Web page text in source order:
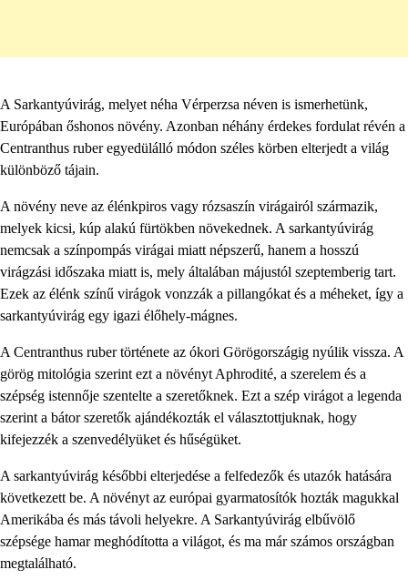
A Sarkantyúvirág, melyet néha Vérperzsa néven is ismerhetünk,
Európában őshonos növény. Azonban néhány érdekes fordulat révén a
Centranthus ruber egyedülálló módon széles körben elterjedt a világ
különböző tájain.
A növény neve az élénkpiros vagy rózsaszín virágairól származik,
melyek kicsi, kúp alakú fürtökben növekednek. A sarkantyúvirág
nemcsak a színpompás virágai miatt népszerű, hanem a hosszú
virágzási időszaka miatt is, mely általában májustól szeptemberig tart.
Ezek az élénk színű virágok vonzzák a pillangókat és a méheket, így a
sarkantyúvirág egy igazi élőhely-mágnes.
A Centranthus ruber története az ókori Görögországig nyúlik vissza. A
görög mitológia szerint ezt a növényt Aphrodité, a szerelem és a
szépség istennője szentelte a szeretőknek. Ezt a szép virágot a legenda
szerint a bátor szeretők ajándékozták el választottjuknak, hogy
kifejezzék a szenvedélyüket és hűségüket.
A sarkantyúvirág későbbi elterjedése a felfedezők és utazók hatására
következett be. A növényt az európai gyarmatosítók hozták magukkal
Amerikába és más távoli helyekre. A Sarkantyúvirág elbűvölő
szépsége hamar meghódította a világot, és ma már számos országban
megtalálható.